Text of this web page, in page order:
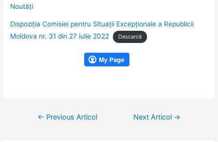
Noutăţi
Dispoziţia Comisiei pentru Situaţii Excepţionale a Republicii
Moldova nr. 31 din 27 iulie 2022
Descarcă
Navigare
← Previous Articol Next Articol →